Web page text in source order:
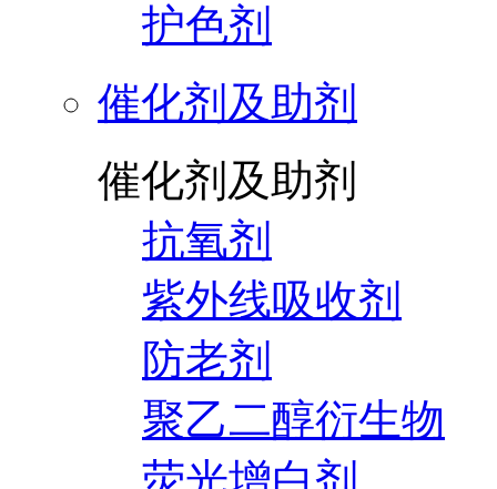
护色剂
催化剂及助剂
催化剂及助剂
抗氧剂
紫外线吸收剂
防老剂
聚乙二醇衍生物